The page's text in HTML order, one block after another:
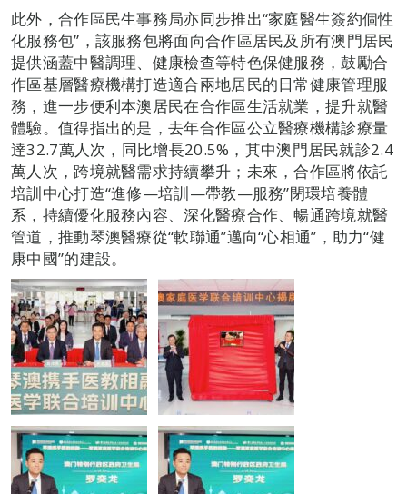
此外，合作區民生事務局亦同步推出“家庭醫生簽約個性
化服務包”，該服務包將面向合作區居民及所有澳門居民
提供涵蓋中醫調理、健康檢查等特色保健服務，鼓勵合
作區基層醫療機構打造適合兩地居民的日常健康管理服
務，進一步便利本澳居民在合作區生活就業，提升就醫
體驗。值得指出的是，去年合作區公立醫療機構診療量
達32.7萬人次，同比增長20.5%，其中澳門居民就診2.4
萬人次，跨境就醫需求持續攀升；未來，合作區將依託
培訓中心打造“進修—培訓—帶教—服務”閉環培養體
系，持續優化服務內容、深化醫療合作、暢通跨境就醫
管道，推動琴澳醫療從“軟聯通”邁向“心相通”，助力“健
康中國”的建設。